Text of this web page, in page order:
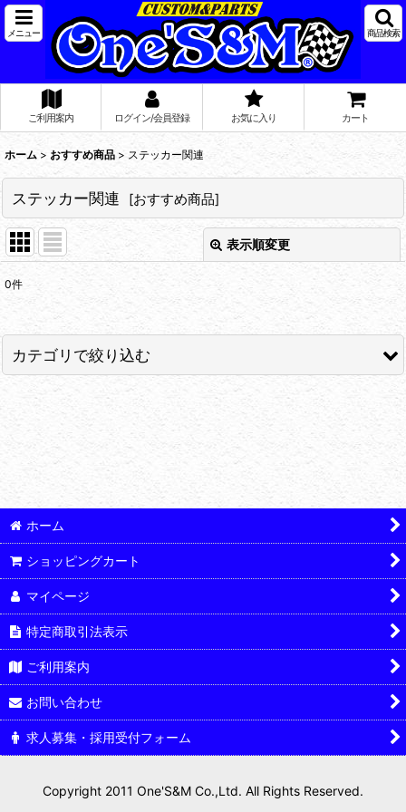
メニュー 商品検索
ご利用案内 ログイン/会員登録 お気に入り カート
ホーム > おすすめ商品 > ステッカー関連
ステッカー関連 [おすすめ商品]
表示順変更
表示数:
在庫あり
:
絞り込む
0件
カテゴリで絞り込む
ステッカー関連 (全商品)
タンクキャップ&パッド
車種別デカール
カスタムステッカー
お茶目なステッカー類
ホーム
ショッピングカート
マイページ
特定商取引法表示
ご利用案内
お問い合わせ
求人募集・採用受付フォーム
Copyright 2011 One'S&M Co.,Ltd. All Rights Reserved.